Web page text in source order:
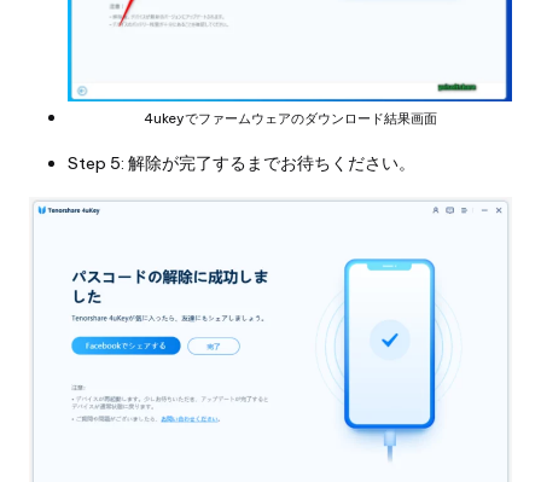
4ukeyでファームウェアのダウンロード結果画面
Step 5: 解除が完了するまでお待ちください。